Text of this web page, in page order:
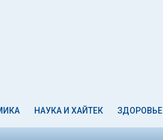
НАУКА И ХАЙТЕК ЗДОРОВЬЕ